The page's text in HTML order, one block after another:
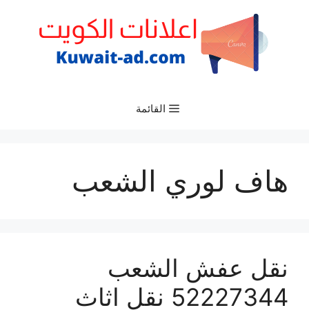
القائمة
هاف لوري الشعب
نقل عفش الشعب
52227344 نقل اثاث